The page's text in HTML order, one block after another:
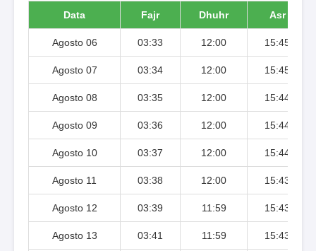
Data Fajr Dhuhr Asr
Agosto 06 03:33 12:00 15:45
Agosto 07 03:34 12:00 15:45
Agosto 08 03:35 12:00 15:44
Agosto 09 03:36 12:00 15:44
Agosto 10 03:37 12:00 15:44
Agosto 11 03:38 12:00 15:43
Agosto 12 03:39 11:59 15:43
Agosto 13 03:41 11:59 15:43